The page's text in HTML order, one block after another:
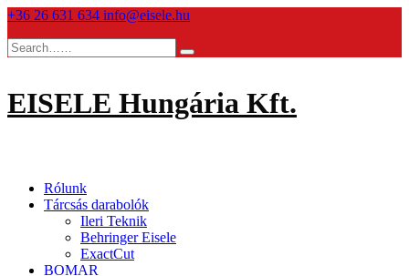
Skip
content
+36 26 631 634 info@eisele.hu
EISELE Hungária Kft.
Rólunk
Tárcsás darabolók
Ileri Teknik
Behringer Eisele
ExactCut
BOMAR